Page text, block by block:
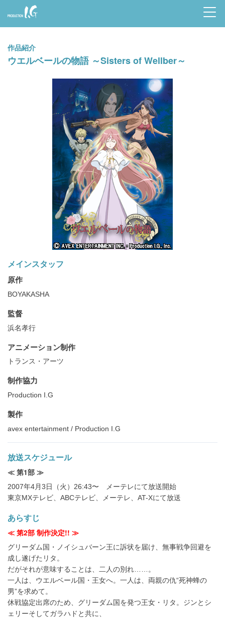
Prod
uctio
n I.G
作品紹介
ウエルベールの物語 ～Sisters of Wellber～
メインスタッフ
原作
BOYAKASHA
監督
浜名孝行
アニメーション制作
トランス・アーツ
制作協力
Production I.G
製作
avex entertainment / Production I.G
放送スケジュール
≪ 第1部 ≫
2007年4月3日（火）26:43〜 メーテレにて放送開始
東京MXテレビ、ABCテレビ、メーテレ、AT-Xにて放送
あらすじ
≪ 第2部 制作決定!! ≫
グリーダム国・ノイシュバーン王に訴状を届け、無事戦争回避を
成し遂げたリタ。
だがそれが意味することは、二人の別れ……。
一人は、ウエルベール国・王女へ。一人は、両親の仇“死神蜂の
男”を求めて。
休戦協定出席のため、グリーダム国を発つ王女・リタ。ジンとシ
ェリーそしてガラハドと共に、